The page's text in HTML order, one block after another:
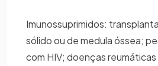
Imunossuprimidos:
sólido ou de medula óssea;
com HIV; doenças